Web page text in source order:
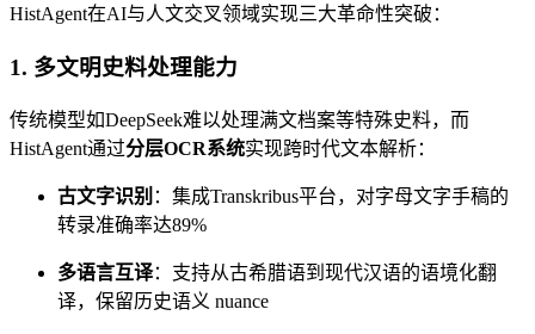
HistAgent在AI与人文交叉领域实现三大革命性突破：
1. 多文明史料处理能力
传统模型如DeepSeek难以处理满文档案等特殊史料，而
HistAgent通过分层OCR系统实现跨时代文本解析：
古文字识别 ：集成Transkribus平台，对字母文字手稿的
转录准确率达89%
多语言互译：支持从古希腊语到现代汉语的语境化翻
译，保留历史语义 nuance